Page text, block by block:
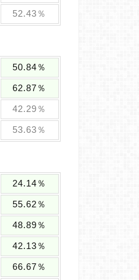
52.43％
50.84％
62.87％
42.29％
53.63％
24.14％
55.62％
48.89％
42.13％
66.67％